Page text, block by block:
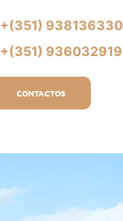
+(351) 938136330
+(351) 936032919
CONTACTOS